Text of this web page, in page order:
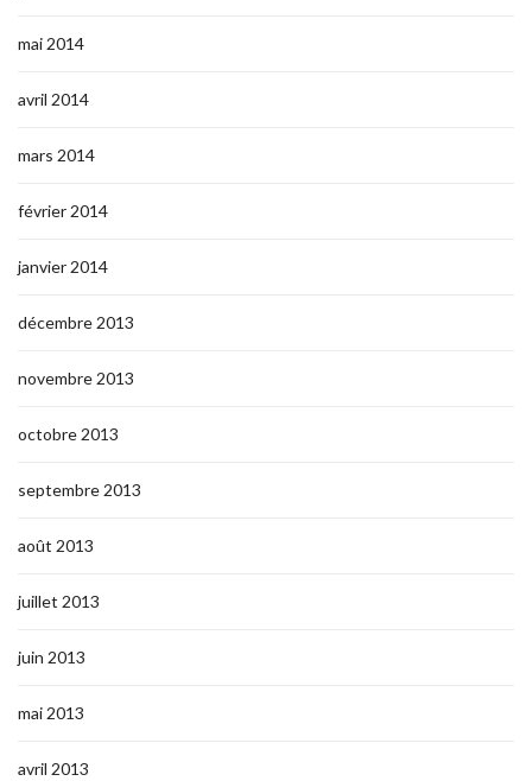
mai 2014
avril 2014
mars 2014
février 2014
janvier 2014
décembre 2013
novembre 2013
octobre 2013
septembre 2013
août 2013
juillet 2013
juin 2013
mai 2013
avril 2013